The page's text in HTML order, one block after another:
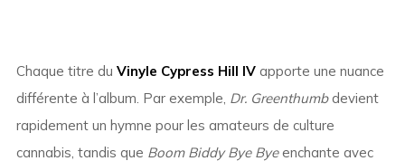
Chaque titre du Vinyle Cypress Hill IVapporte une nuance
différente à l’album. Par exemple, Dr. Greenthumbdevient
rapidement un hymne pour les amateurs de culture
cannabis, tandis que Boom Biddy Bye Byeenchante avec